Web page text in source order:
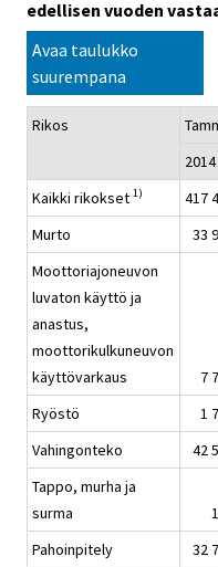
edellisen vuoden
Avaa taulukko
suurempana
Rikos
2014
Kaikki rikokset 1) 417
Murto
33
Moottoriajoneuvon
luvaton käyttö ja
anastus,
moottorikulkuneuvon
käyttövarkaus
7
Ryöstö
1
Vahingonteko
42
Tappo, murha ja
surma
Pahoinpitely
32